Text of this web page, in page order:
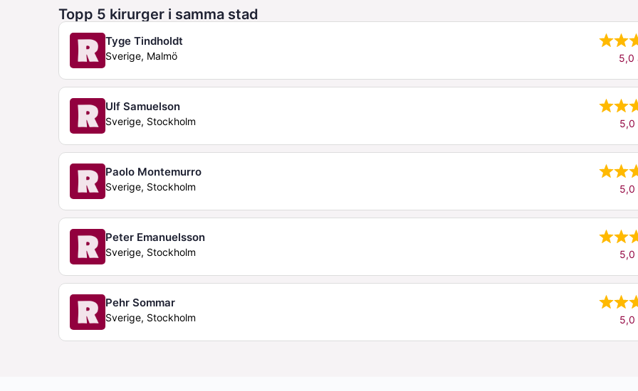
Topp 5 kirurger i samma stad
Tyge Tindholdt
Sverige, Malmö 5,0
Ulf Samuelson
Sverige, Stockholm 5,0
Paolo Montemurro
Sverige, Stockholm 5,0
Peter Emanuelsson
Sverige, Stockholm 5,0
Pehr Sommar
Sverige, Stockholm 5,0